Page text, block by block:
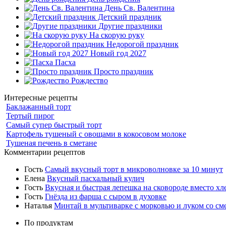
День Св. Валентина
Детский праздник
Другие праздники
На скорую руку
Недорогой праздник
Новый год 2027
Пасха
Просто праздник
Рождество
Интересные рецепты
Баклажанный торт
Тертый пирог
Самый супер быстрый торт
Картофель тушеный с овощами в кокосовом молоке
Тушеная печень в сметане
Комментарии рецептов
Гость Самый вкусный торт в микроволновке за 10 минут
Елена Вкусный пасхальный кулич
Гость Вкусная и быстрая лепешка на сковороде вместо
Гость Гнёзда из фарша с сыром в духовке
Наталья Минтай в мультиварке с морковью и луком со
По продуктам